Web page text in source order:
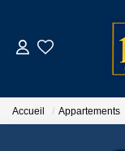
Accueil Appartements